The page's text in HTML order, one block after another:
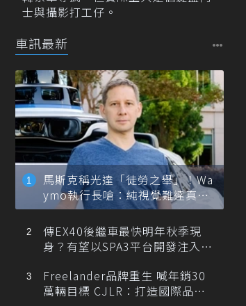
士與攝影打工仔。
車訊最新
馬斯克稱光達「徒勞之舉」！Wa
ymo執行長嗆：純視覺難達真正
自動駕駛
傳EX40後繼車最快明年秋季現
身？有望以SPA3平台開發注入80
Freelander品牌重生 喊年銷30
萬輛目標 CJLR：打造國際品牌